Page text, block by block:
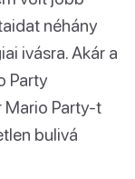
néhány
ivásra. Akár a
Party
Mario Party-t
bulivá